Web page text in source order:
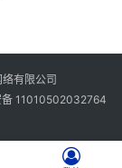
有限公司
备 11010502032764